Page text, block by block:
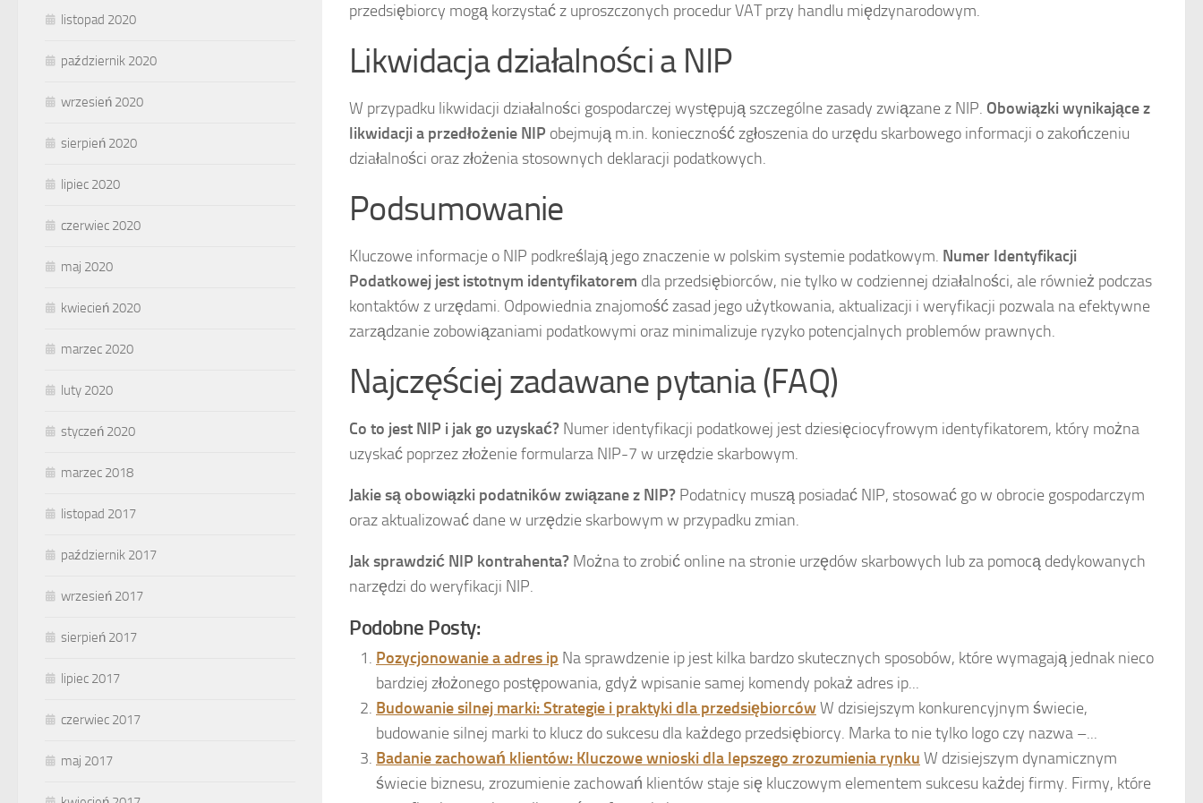
przedsiębiorcy mogą korzystać z uproszczonych procedur VAT przy handlu międzynarodowym.
Likwidacja działalności a NIP
W przypadku likwidacji działalności gospodarczej występują szczególne zasady związane z NIP. Obowiązki wynikające z
likwidacji a przedłożenie NIP obejmują m.in. konieczność zgłoszenia do urzędu skarbowego informacji o zakończeniu
działalności oraz złożenia stosownych deklaracji podatkowych.
Podsumowanie
Kluczowe informacje o NIP podkreślają jego znaczenie w polskim systemie podatkowym. Numer Identyfikacji
Podatkowej jest istotnym identyfikatorem dla przedsiębiorców, nie tylko w codziennej działalności, ale również podczas
kontaktów z urzędami. Odpowiednia znajomość zasad jego użytkowania, aktualizacji i weryfikacji pozwala na efektywne
zarządzanie zobowiązaniami podatkowymi oraz minimalizuje ryzyko potencjalnych problemów prawnych.
Najczęściej zadawane pytania (FAQ)
Co to jest NIP i jak go uzyskać? Numer identyfikacji podatkowej jest dziesięciocyfrowym identyfikatorem, który można
uzyskać poprzez złożenie formularza NIP-7 w urzędzie skarbowym.
Jakie są obowiązki podatników związane z NIP? Podatnicy muszą posiadać NIP, stosować go w obrocie gospodarczym
oraz aktualizować dane w urzędzie skarbowym w przypadku zmian.
Jak sprawdzić NIP kontrahenta? Można to zrobić online na stronie urzędów skarbowych lub za pomocą dedykowanych
narzędzi do weryfikacji NIP.
Podobne Posty:
Pozycjonowanie a adres ip Na sprawdzenie ip jest kilka bardzo skutecznych sposobów, które wymagają jednak nieco
bardziej złożonego postępowania, gdyż wpisanie samej komendy pokaż adres ip...
Budowanie silnej marki: Strategie i praktyki dla przedsiębiorcówW dzisiejszym konkurencyjnym świecie,
budowanie silnej marki to klucz do sukcesu dla każdego przedsiębiorcy. Marka to nie tylko logo czy nazwa –...
Badanie zachowań klientów: Kluczowe wnioski dla lepszego zrozumienia rynku W dzisiejszym dynamicznym
świecie biznesu, zrozumienie zachowań klientów staje się kluczowym elementem sukcesu każdej firmy. Firmy, które
listopad 2020
październik 2020
wrzesień 2020
sierpień 2020
lipiec 2020
czerwiec 2020
maj 2020
kwiecień 2020
marzec 2020
luty 2020
styczeń 2020
marzec 2018
listopad 2017
październik 2017
wrzesień 2017
sierpień 2017
lipiec 2017
czerwiec 2017
maj 2017